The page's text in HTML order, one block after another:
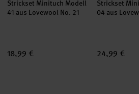
Strickset Minituch Modell
41 aus Lovewool No. 21
18,99 €
Strickset
04 aus
24,99 €